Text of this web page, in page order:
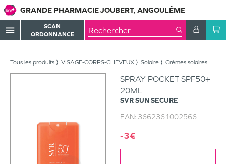
GRANDE PHARMACIE JOUBERT, ANGOULÊME
menu
SCAN
ORDONNANCE
Tous les produits VISAGE-CORPS-CHEVEUX Solaire Crèmes solaires
SPRAY POCKET SPF50+
20ML
SVRSUN SECURE
EAN: 3662361002566
-3€